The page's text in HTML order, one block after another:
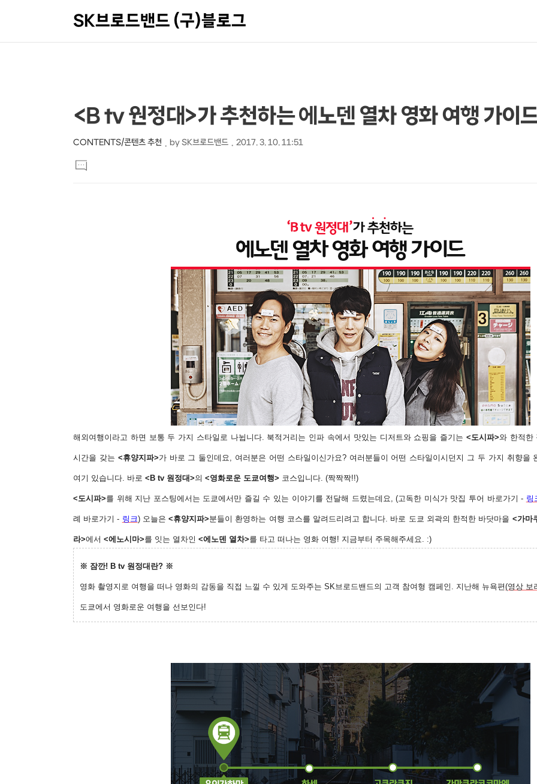
SK브로드밴드 (구)블로그
상
컨
텐
본
문
제
목
<B tv 원정대>가 추천하는 에노덴 열차 영화 여행 가이
CONTENTS/콘텐츠 추천 by SK브로드밴드 2017. 3. 10. 11:51
문
댓
글
해외여행이라고 하면 보통 두 가지 스타일로 나뉩니다. 북적거리는 인파 속에서 맛있는 디저트와 쇼핑을 즐기는 <도시파>와 한적한
시간을 갖는 <휴양지파>가 바로 그 둘인데요, 여러분은 어떤 스타일이신가요? 여러분들이 어떤 스타일이시던지 그 두 가지 취향을
여기 있습니다. 바로 <B tv 원정대>의 <영화로운 도쿄여행> 코스입니다. (짝짝짝!!)
<도시파>를 위해 지난 포스팅에서는 도쿄에서만 즐길 수 있는 이야기를 전달해 드렸는데요, (고독한 미식가 맛집 투어 바로가기 - 링
례 바로가기 - 링크) 오늘은<휴양지파>분들이 환영하는 여행 코스를 알려드리려고 합니다. 바로 도쿄 외곽의 한적한 바닷마을 <가마
라>에서 <에노시마>를 잇는 열차인 <에노덴 열차>를 타고 떠나는 영화 여행! 지금부터 주목해주세요. :)
※ 잠깐! B tv 원정대란? ※
영화 촬영지로 여행을 떠나 영화의 감동을 직접 느낄 수 있게 도와주는 SK브로드밴드의 고객 참여형 캠페인. 지난해 뉴욕편(영상 보
도쿄에서 영화로운 여행을 선보인다!